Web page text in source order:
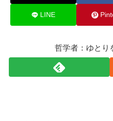
LINE
哲学者：ゆとり